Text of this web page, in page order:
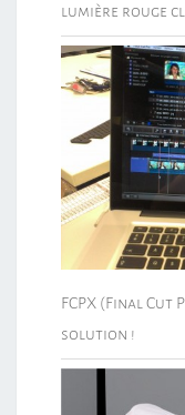
lumière rouge
FCPX (Final Cut
solution !